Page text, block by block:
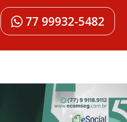
77 99932-5482